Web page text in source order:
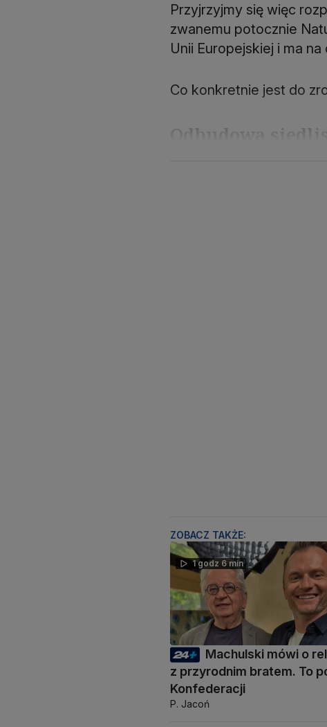
Przyjrzyjmy się więc
zwanemu potocznie
Unii Europejskiej i ma
Co konkretnie jest do
Odbudowa
ZOBACZ TAKŻE:
1 godz 6 min
Machulski mówi o
z przyrodnim bratem. To
Konfederacji
P. Jacoń